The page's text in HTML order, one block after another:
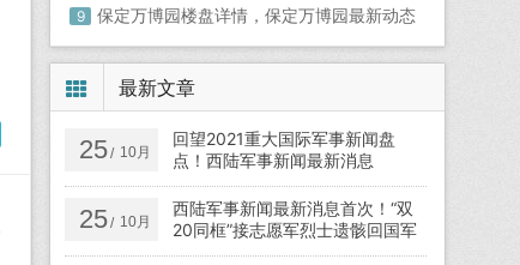
9 保定万博园楼盘详情，保定万博园最新动态
最新文章
25/ 10月
回望2021重大国际军事新闻盘
点！西陆军事新闻最新消息
25/ 10月
西陆军事新闻最新消息首次！“双
20同框”接志愿军烈士遗骸回国军
事专家点出背后涵义